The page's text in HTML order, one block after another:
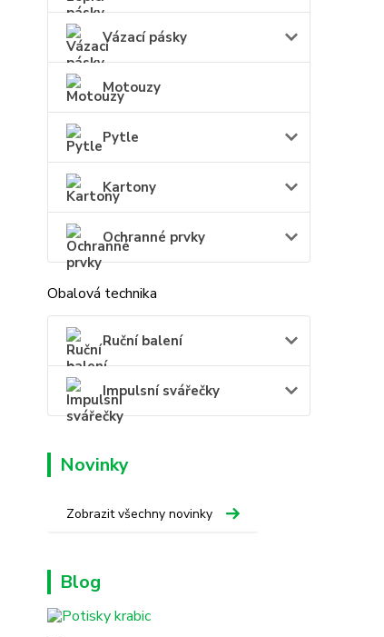
Vázací pásky
Motouzy
Pytle
Kartony
Ochranné prvky
Obalová technika
Ruční balení
Impulsní svářečky
Novinky
Zobrazit všechny novinky
Blog